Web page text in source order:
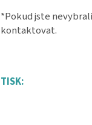
*Pokud jste
kontaktovat.
TISK: